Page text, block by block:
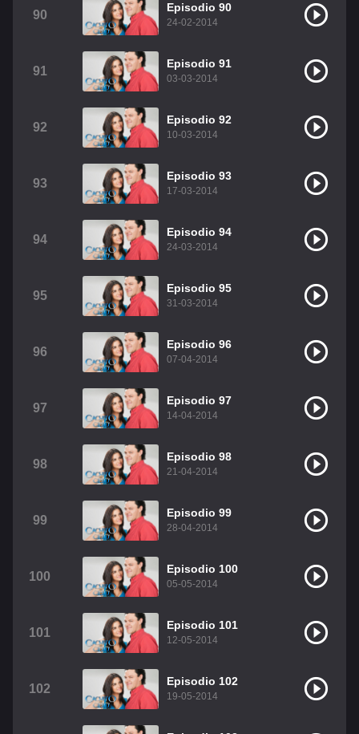
90
Episodio 90
24-02-2014
91
Episodio 91
03-03-2014
92
Episodio 92
10-03-2014
93
Episodio 93
17-03-2014
94
Episodio 94
24-03-2014
95
Episodio 95
31-03-2014
96
Episodio 96
07-04-2014
97
Episodio 97
14-04-2014
98
Episodio 98
21-04-2014
99
Episodio 99
28-04-2014
100
Episodio 100
05-05-2014
101
Episodio 101
12-05-2014
102
Episodio 102
19-05-2014